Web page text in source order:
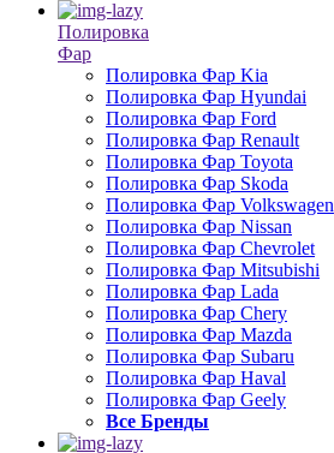
Полировка
Фар
Полировка Фар Kia
Полировка Фар Hyundai
Полировка Фар Ford
Полировка Фар Renault
Полировка Фар Toyota
Полировка Фар Skoda
Полировка Фар Volkswagen
Полировка Фар Nissan
Полировка Фар Chevrolet
Полировка Фар Mitsubishi
Полировка Фар Lada
Полировка Фар Chery
Полировка Фар Mazda
Полировка Фар Subaru
Полировка Фар Haval
Полировка Фар Geely
Все Бренды